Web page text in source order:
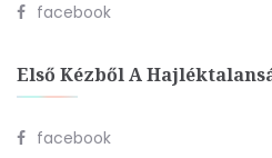
facebook
Első Kézből A
facebook